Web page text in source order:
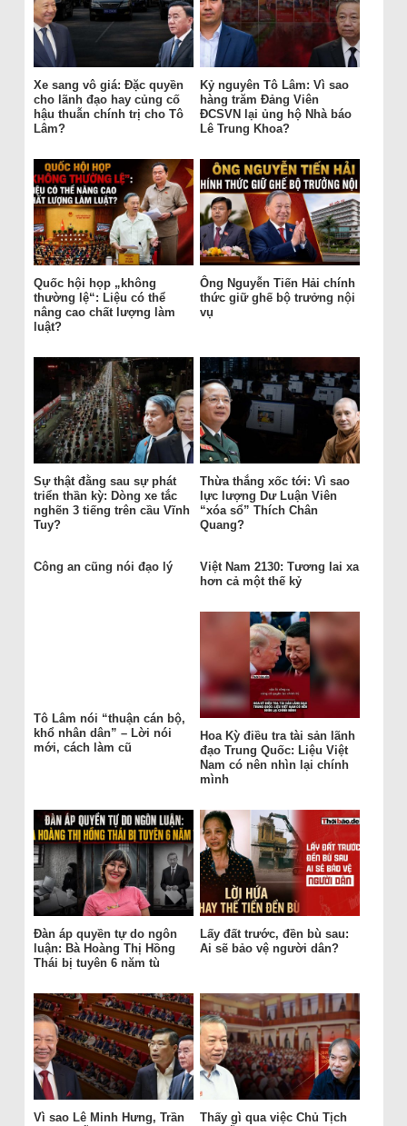
Xe sang vô giá: Đặc quyền
cho lãnh đạo hay củng cố
hậu thuẫn chính trị cho Tô
Lâm?
Kỷ nguyên Tô Lâm: Vì sao
hàng trăm Đảng Viên
ĐCSVN lại ủng hộ Nhà báo
Lê Trung Khoa?
Quốc hội họp „không
thường lệ“: Liệu có thể
nâng cao chất lượng làm
luật?
Ông Nguyễn Tiến Hải chính
thức giữ ghế bộ trưởng nội
vụ
Sự thật đằng sau sự phát
triển thần kỳ: Dòng xe tắc
nghẽn 3 tiếng trên cầu Vĩnh
Tuy?
Thừa thắng xốc tới: Vì sao
lực lượng Dư Luận Viên
“xóa sổ” Thích Chân
Quang?
Công an cũng nói đạo lý
Việt Nam 2130: Tương lai xa
hơn cả một thế kỷ
Tô Lâm nói “thuận cán bộ,
khổ nhân dân” – Lời nói
mới, cách làm cũ
Hoa Kỳ điều tra tài sản lãnh
đạo Trung Quốc: Liệu Việt
Nam có nên nhìn lại chính
mình
Đàn áp quyền tự do ngôn
luận: Bà Hoàng Thị Hồng
Thái bị tuyên 6 năm tù
Lấy đất trước, đền bù sau:
Ai sẽ bảo vệ người dân?
Vì sao Lê Minh Hưng, Trần
Thấy gì qua việc Chủ Tịch